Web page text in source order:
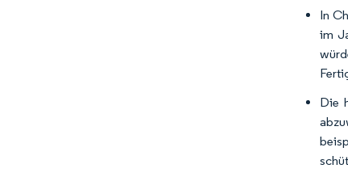
In
im
Die